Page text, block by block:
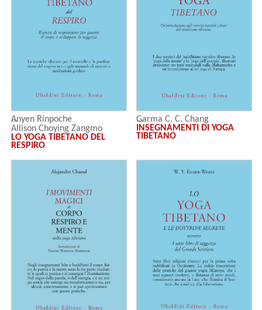
Anyen Rinpoche
Allison Choying Zangmo
LO YOGA TIBETANO DEL
RESPIRO
Garma C. C. Chang
INSEGNAMENTI DI YOGA
TIBETANO